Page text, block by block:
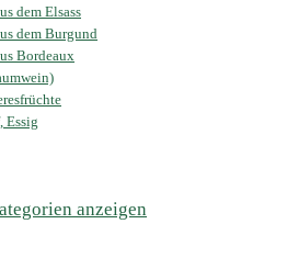
dem Elsass
dem Burgund
Bordeaux
Essig
anzeigen